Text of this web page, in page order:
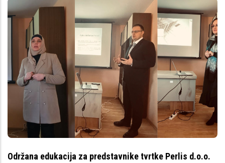
Održana edukacija za predstavnike tvrtke Perlis d.o.o.